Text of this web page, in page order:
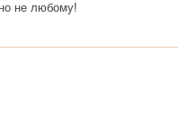
не любому!